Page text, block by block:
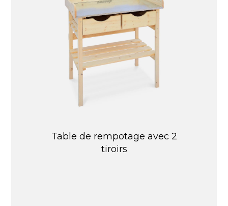
Table de rempotage avec 2
tiroirs